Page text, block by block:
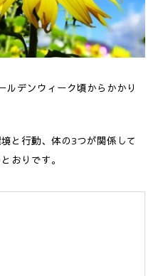
ルデンウィーク頃からかかり
と行動、体の3つが関係して
おりです。